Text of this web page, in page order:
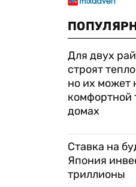
Для двух
строят
но их может
комфортной
домах
Ставка на
Япония
триллионы